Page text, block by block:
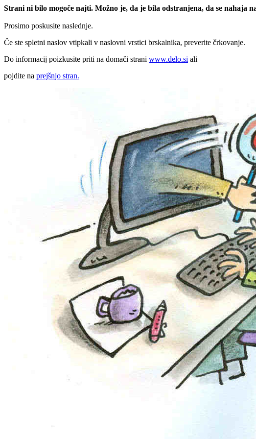
Strani ni bilo mogoče najti. Možno je, da je bila odstranjena, da se nahaja
Prosimo poskusite naslednje.
Če ste spletni naslov vtipkali v naslovni vrstici brskalnika, preverite črkovanje.
Do informacij poizkusite priti na domači strani www.delo.si ali
pojdite na prejšnjo stran.